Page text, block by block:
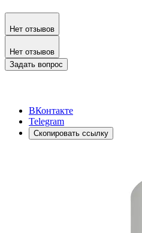
Нет отзывов
Нет отзывов
Задать вопрос
ВКонтакте
Telegram
Скопировать ссылку